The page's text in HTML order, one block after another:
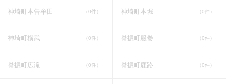
神埼町本告牟田 （0件） 神埼町本堀 （0件）
神埼町横武 （0件） 脊振町服巻 （0件）
脊振町広滝 （0件） 脊振町鹿路 （0件）